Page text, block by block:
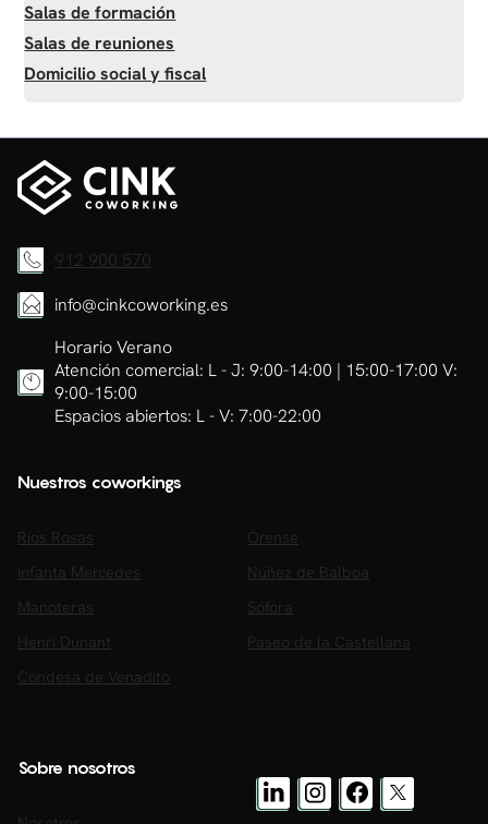
Salas de formación
Salas de reuniones
Domicilio social y fiscal
912 900 570
info@cinkcoworking.es
Horario Verano
Atención comercial: L - J: 9:00-14:00 | 15:00-17:00 V:
9:00-15:00
Espacios abiertos: L - V: 7:00-22:00
Nuestros coworkings
Ríos Rosas
Orense
Infanta Mercedes
Núñez de Balboa
Manoteras
Sófora
Henri Dunant
Paseo de la Castellana
Condesa de Venadito
Sobre nosotros